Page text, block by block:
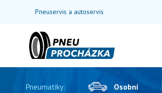
Pneuservis a autoservis
Pneumatiky: Osobní